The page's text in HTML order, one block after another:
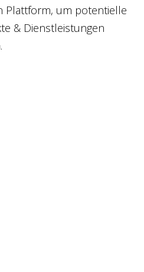
Plattform, um potentielle
& Dienstleistungen